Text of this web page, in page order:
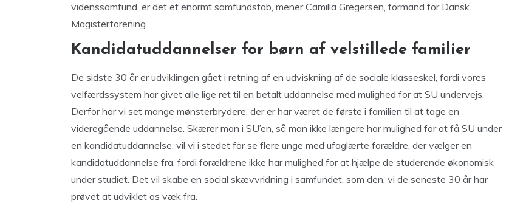
videnssamfund, er det et enormt samfundstab, mener Camilla Gregersen, formand for Dansk
Magisterforening.
Kandidatuddannelser for børn af velstillede familier
De sidste 30 år er udviklingen gået i retning af en udviskning af de sociale klasseskel, fordi vores
velfærdssystem har givet alle lige ret til en betalt uddannelse med mulighed for at SU undervejs.
Derfor har vi set mange mønsterbrydere, der er har været de første i familien til at tage en
videregående uddannelse. Skærer man i SU’en, så man ikke længere har mulighed for at få SU under
en kandidatuddannelse, vil vi i stedet for se flere unge med ufaglærte forældre, der vælger en
kandidatuddannelse fra, fordi forældrene ikke har mulighed for at hjælpe de studerende økonomisk
under studiet. Det vil skabe en social skævvridning i samfundet, som den, vi de seneste 30 år har
prøvet at udviklet os væk fra.